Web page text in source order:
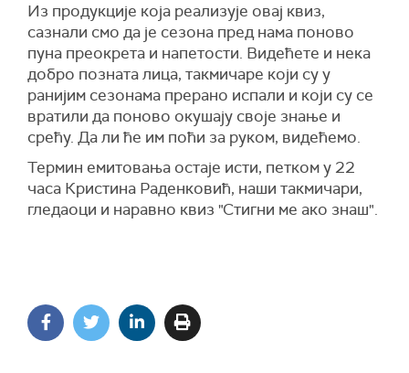
Из продукције која реализује овај квиз,
сазнали смо да је сезона пред нама поново
пуна преокрета и напетости. Видећете и нека
добро позната лица, такмичаре који су у
ранијим сезонама прерано испали и који су се
вратили да поново окушају своје знање и
срећу. Да ли ће им поћи за руком, видећемо.
Термин емитовања остаје исти, петком у 22
часа Кристина Раденковић, наши такмичари,
гледаоци и наравно квиз "Стигни ме ако знаш".